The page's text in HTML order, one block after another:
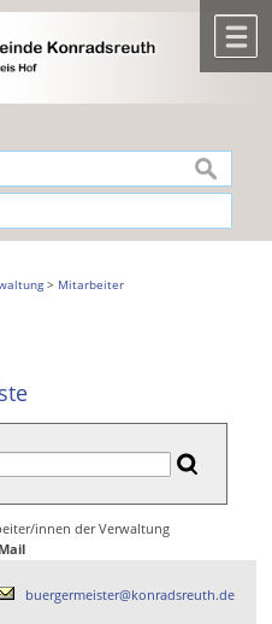
springen.
suchen
> Mitarbeiter
innen der Verwaltung
Mail
buergermeister@konradsreuth.de